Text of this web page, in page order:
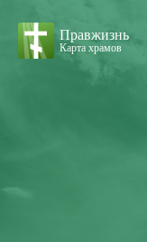
Правжизнь
Карта храмов